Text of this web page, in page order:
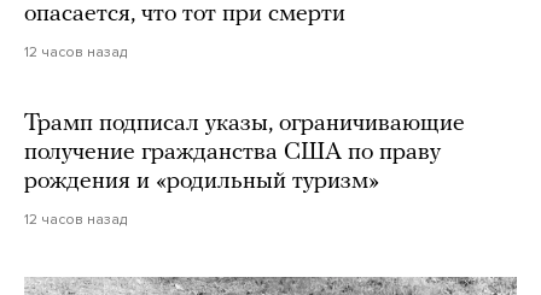
опасается, что тот при смерти
12 часов назад
Трамп подписал указы, ограничивающие
получение гражданства США по праву
рождения и «родильный туризм»
12 часов назад